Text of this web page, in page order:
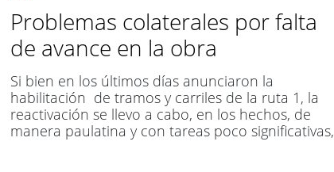
Problemas colaterales por falta
de avance en la obra
Si bien en los últimos días anunciaron la
habilitación de tramos y carriles de la ruta 1, la
reactivación se llevo a cabo, en los hechos, de
manera paulatina y con tareas poco significativas,